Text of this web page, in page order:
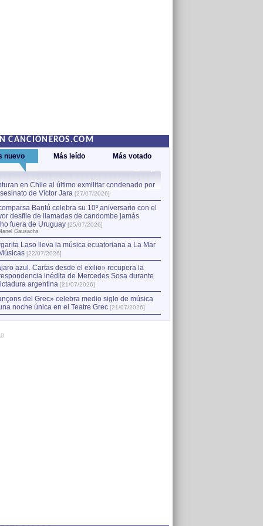
CANCIONEROS.COM
nuevo Más leído Más votado
en Chile al último exmilitar condenado por
de Víctor Jara [27/07/2026]
Bantú celebra su 10º aniversario con el
desfile de llamadas de candombe jamás
fuera de Uruguay [25/07/2026]
Gausachs
Laso lleva la música ecuatoriana a La Mar
[22/07/2026]
azul. Cartas desde el exilio» recupera la
inédita de Mercedes Sosa durante
argentina [21/07/2026]
del Grec» celebra medio siglo de música
noche única en el Teatre Grec [21/07/2026]